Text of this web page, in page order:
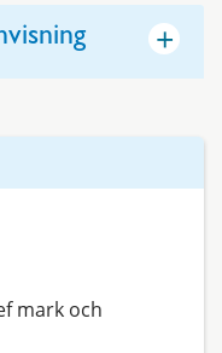
+
mark och